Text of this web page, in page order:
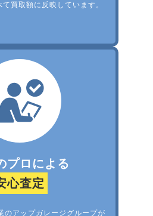
買取額に反映しています。
プロによる
心査定
のアップガレージグループが